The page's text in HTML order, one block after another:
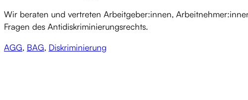
Wir beraten und vertreten Arbeitgeber:innen,
Fragen des Antidiskriminierungsrechts.
AGG, BAG, Diskriminierung